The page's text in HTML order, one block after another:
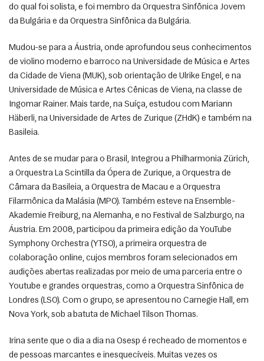
do qual foi solista, e foi membro da Orquestra Sinfônica Jovem
da Bulgária e da Orquestra Sinfônica da Bulgária.
Mudou-se para a Áustria, onde aprofundou seus conhecimentos
de violino moderno e barroco na Universidade de Música e Artes
da Cidade de Viena (MUK), sob orientação de Ulrike Engel, e na
Universidade de Música e Artes Cênicas de Viena, na classe de
Ingomar Rainer. Mais tarde, na Suíça, estudou com Mariann
Häberli, na Universidade de Artes de Zurique (ZHdK) e também na
Basileia.
Antes de se mudar para o Brasil, Integrou a Philharmonia Zürich,
a Orquestra La Scintilla da Ópera de Zurique, a Orquestra de
Câmara da Basileia, a Orquestra de Macau e a Orquestra
Filarmônica da Malásia (MPO). Também esteve na Ensemble-
Akademie Freiburg, na Alemanha, e no Festival de Salzburgo, na
Áustria. Em 2008, participou da primeira edição da YouTube
Symphony Orchestra (YTSO), a primeira orquestra de
colaboração online, cujos membros foram selecionados em
audições abertas realizadas por meio de uma parceria entre o
Youtube e grandes orquestras, como a Orquestra Sinfônica de
Londres (LSO). Com o grupo, se apresentou no Carnegie Hall, em
Nova York, sob a batuta de Michael Tilson Thomas.
Irina sente que o dia a dia na Osesp é recheado de momentos e
de pessoas marcantes e inesquecíveis. Muitas vezes os